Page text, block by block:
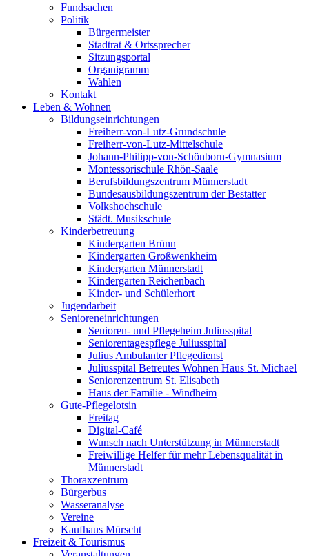
Fundsachen
Politik
Bürgermeister
Stadtrat & Ortssprecher
Sitzungsportal
Organigramm
Wahlen
Kontakt
Leben & Wohnen
Bildungseinrichtungen
Freiherr-von-Lutz-Grundschule
Freiherr-von-Lutz-Mittelschule
Johann-Philipp-von-Schönborn-Gymnasium
Montessorischule Rhön-Saale
Berufsbildungszentrum Münnerstadt
Bundesausbildungszentrum der Bestatter
Volkshochschule
Städt. Musikschule
Kinderbetreuung
Kindergarten Brünn
Kindergarten Großwenkheim
Kindergarten Münnerstadt
Kindergarten Reichenbach
Kinder- und Schülerhort
Jugendarbeit
Senioreneinrichtungen
Senioren- und Pflegeheim Juliusspital
Seniorentagespflege Juliusspital
Julius Ambulanter Pflegedienst
Juliusspital Betreutes Wohnen Haus St. Michael
Seniorenzentrum St. Elisabeth
Haus der Familie - Windheim
Gute-Pflegelotsin
Freitag
Digital-Café
Wunsch nach Unterstützung in Münnerstadt
Freiwillige Helfer für mehr Lebensqualität in
Münnerstadt
Thoraxzentrum
Bürgerbus
Wasseranalyse
Vereine
Kaufhaus Mürscht
Freizeit & Tourismus